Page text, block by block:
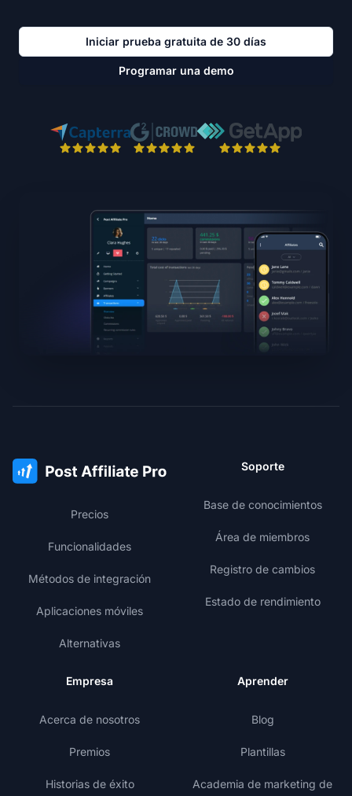
Iniciar prueba gratuita de 30 días
Programar una demo
Precios
Funcionalidades
Métodos de integración
Aplicaciones móviles
Alternativas
Soporte
Base de conocimientos
Área de miembros
Registro de cambios
Estado de rendimiento
Empresa
Acerca de nosotros
Premios
Historias de éxito
Aprender
Blog
Plantillas
Academia de marketing de